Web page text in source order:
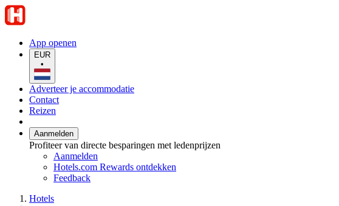
App openen
EUR
•
Adverteer je accommodatie
Contact
Reizen
Aanmelden
Profiteer van directe besparingen met ledenprijzen
Aanmelden
Hotels.com Rewards ontdekken
Feedback
Hotels